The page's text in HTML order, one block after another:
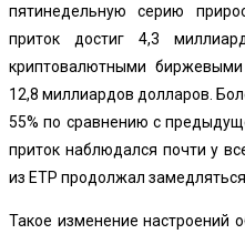
пятинедельную серию
приток достиг 4,3
криптовалютными
12,8 миллиардов долларов.
55% по сравнению с
приток наблюдался почти у
из ETP продолжал замедляться.
Такое изменение настроений